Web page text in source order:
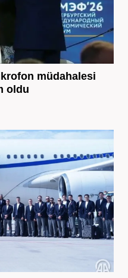
müdahalesi
oldu